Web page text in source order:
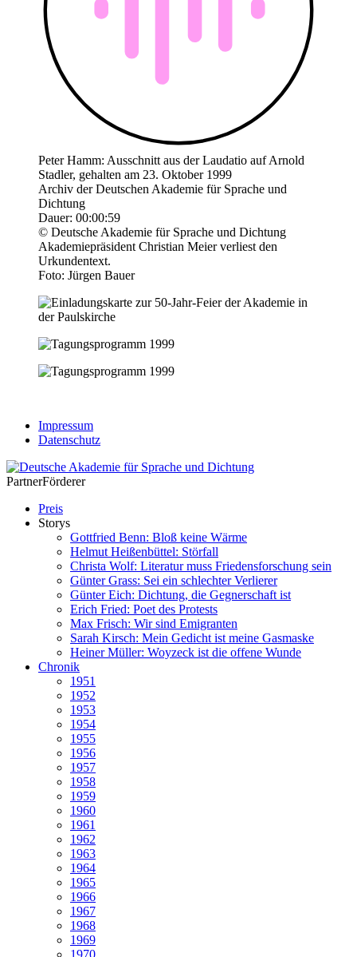
Peter Hamm: Ausschnitt aus der Laudatio auf Arnold
Stadler, gehalten am 23. Oktober 1999
Archiv der Deutschen Akademie für Sprache und
Dichtung
Dauer: 00:00:59
© Deutsche Akademie für Sprache und Dichtung
Akademiepräsident Christian Meier verliest den
Urkundentext.
Foto: Jürgen Bauer
Impressum
Datenschutz
PartnerFörderer
Preis
Storys
Gottfried Benn: Bloß keine Wärme
Helmut Heißenbüttel: Störfall
Christa Wolf: Literatur muss Friedensforschung sein
Günter Grass: Sei ein schlechter Verlierer
Günter Eich: Dichtung, die Gegnerschaft ist
Erich Fried: Poet des Protests
Max Frisch: Wir sind Emigranten
Sarah Kirsch: Mein Gedicht ist meine Gasmaske
Heiner Müller: Woyzeck ist die offene Wunde
Chronik
1951
1952
1953
1954
1955
1956
1957
1958
1959
1960
1961
1962
1963
1964
1965
1966
1967
1968
1969
1970